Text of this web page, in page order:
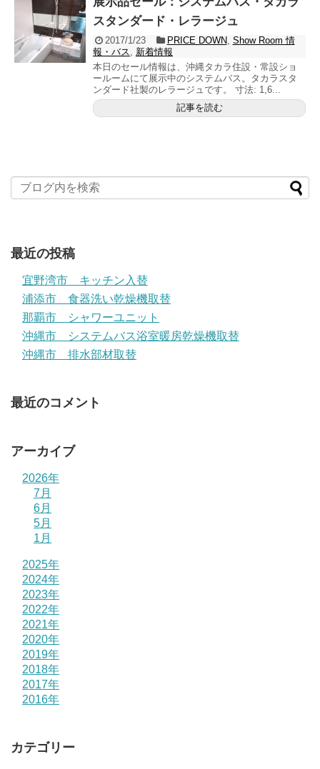
スタンダード・レラージュ
2017/1/23 PRICE DOWN, Show Room 情
報・バス, 新着情報
本日のセール情報は、沖縄タカラ住設・常設ショ
ールームにて展示中のシステムバス。タカラスタ
ンダード社製のレラージュです。 寸法: 1,6...
記事を読む
最近の投稿
宜野湾市 キッチン入替
浦添市 食器洗い乾燥機取替
那覇市 シャワーユニット
沖縄市 システムバス浴室暖房乾燥機取替
沖縄市 排水部材取替
最近のコメント
アーカイブ
2026年
7月
6月
5月
1月
2025年
2024年
2023年
2022年
2021年
2020年
2019年
2018年
2017年
2016年
カテゴリー